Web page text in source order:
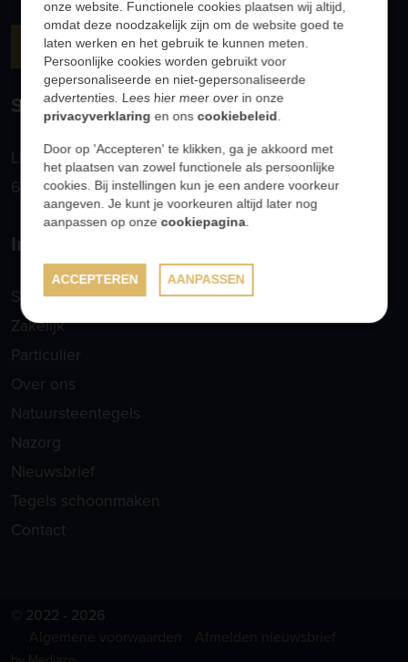
046 411 5111
Showroom
Limbrichterweg 78B
6135 GJ Sittard
Informatie
Showroom
Zakelijk
Particulier
Over ons
Natuursteentegels
Nazorg
Nieuwsbrief
Tegels schoonmaken
Contact
© 2022 - 2026
Algemene voorwaarden
Afmelden nieuwsbrief
onze website. Functionele cookies plaatsen wij altijd,
omdat deze noodzakelijk zijn om de website goed te
laten werken en het gebruik te kunnen meten.
Persoonlijke cookies worden gebruikt voor
gepersonaliseerde en niet-gepersonaliseerde
advertenties. Lees hier meer over in onze
privacyverklaring en onscookiebeleid .
Door op 'Accepteren' te klikken, ga je akkoord met
het plaatsen van zowel functionele als persoonlijke
cookies. Bij instellingen kun je een andere voorkeur
aangeven. Je kunt je voorkeuren altijd later nog
aanpassen op onzecookiepagina.
ACCEPTEREN AANPASSEN